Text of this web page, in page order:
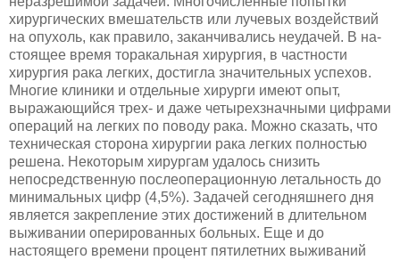
хирургических вмешательств или лучевых воздей­ствий
на опухоль, как правило, заканчивались неудачей. В на­
стоящее время торакальная хирургия, в частности
хирургия рака легких, достигла значительных успехов.
Многие клиники и от­дельные хирурги имеют опыт,
выражающийся трех- и даже четырехзначными цифрами
операций на легких по поводу рака. Можно сказать, что
техническая сторона хирургии рака легких полностью
решена. Некоторым хирургам удалось снизить
непосредственную послеоперационную леталь­ность до
минимальных цифр (4,5%). Задачей сегодняшнего дня
является закрепление этих достижений в длительном
выживании оперированных больных. Еще и до
настоящего времени процент пятилетних выживаний